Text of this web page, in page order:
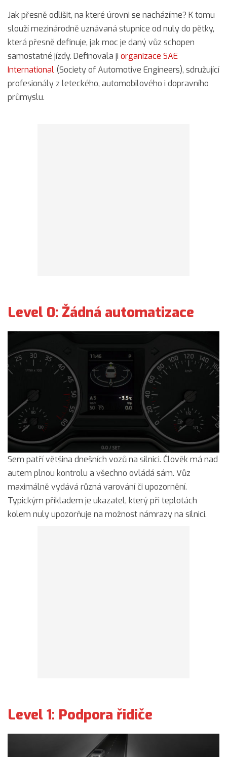
Jak přesně odlišit, na které úrovni se nacházíme? K tomu
slouží mezinárodně uznávaná stupnice od nuly do pětky,
která přesně definuje, jak moc je daný vůz schopen
samostatné jízdy. Definovala ji organizace SAE
International (Society of Automotive Engineers), sdružující
profesionály z leteckého, automobilového i dopravního
průmyslu.
Level 0: Žádná automatizace
Sem patří většina dnešních vozů na silnici. Člověk má nad
autem plnou kontrolu a všechno ovládá sám. Vůz
maximálně vydává různá varování či upozornění.
Typickým příkladem je ukazatel, který při teplotách
kolem nuly upozorňuje na možnost námrazy na silnici.
Level 1: Podpora řidiče